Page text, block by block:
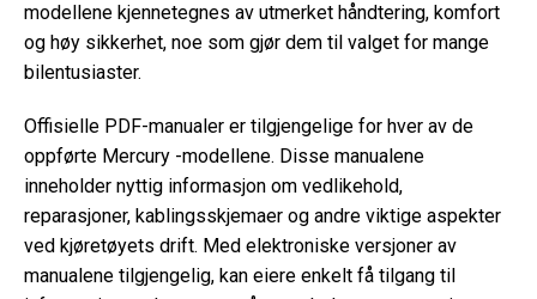
modellene kjennetegnes av utmerket håndtering, komfort
og høy sikkerhet, noe som gjør dem til valget for mange
bilentusiaster.
Offisielle PDF-manualer er tilgjengelige for hver av de
oppførte Mercury -modellene. Disse manualene
inneholder nyttig informasjon om vedlikehold,
reparasjoner, kablingsskjemaer og andre viktige aspekter
ved kjøretøyets drift. Med elektroniske versjoner av
manualene tilgjengelig, kan eiere enkelt få tilgang til